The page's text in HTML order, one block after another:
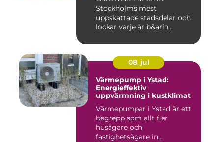
Stockholms mest
uppskattade stadsdelar och
lockar varje år b&arin...
08. jul
Värmepump i Ystad:
Energieffektiv
uppvärmning i kustklimat
Värmepumpar i Ystad är ett
begrepp som allt fler
husägare och
fastighetsägare in...